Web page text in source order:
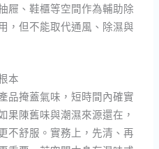
屜、鞋櫃等空間作為輔助除
，但不能取代通風、除濕與
本
品掩蓋氣味，短時間內確實
果陳舊味與潮濕來源還在，
不舒服。實務上，先清、再